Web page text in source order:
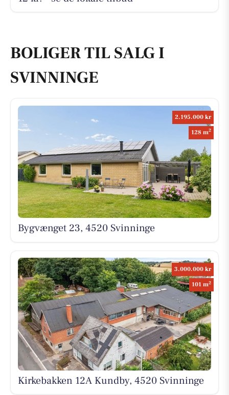
BOLIGER TIL SALG I
SVINNINGE
2.195.000 kr
128 m2
Bygvænget 23, 4520 Svinninge
3.000.000 kr
101 m2
Kirkebakken 12A Kundby, 4520 Svinninge